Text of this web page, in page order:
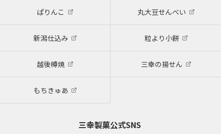
ぱりんこ 丸大豆せんべい
新潟仕込み 粒より小餅
越後樽焼 三幸の揚せん
もちきゅあ
三幸製菓公式SNS